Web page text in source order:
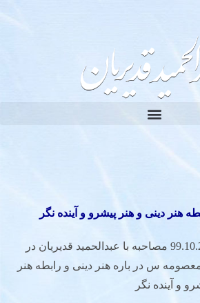
هنر دینی و هنر پیشرو و آینده نگر
برنامه تکیه 99.10.28 مصاحبه با عبدالحمید قدیریان در
س در باره هنر دینی و رابطه هنر
و آینده نگر